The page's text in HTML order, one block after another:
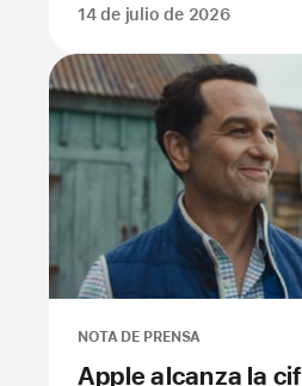
14 de julio de 2026
NOTA DE PRENSA
Apple alcanza la